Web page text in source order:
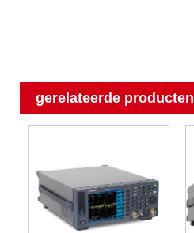
gerelateerde producten